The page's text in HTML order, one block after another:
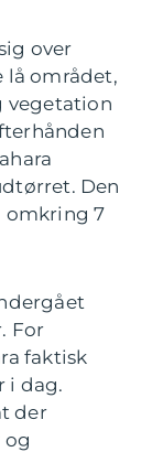
over
lå området,
vegetation
Den
omkring 7
For
faktisk
i dag.
der
og